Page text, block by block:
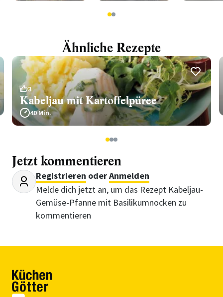
12
Ähnliche Rezepte
3
Kabeljau mit Kartoffelpüree
40 Min.
123
Jetzt kommentieren
Registrieren oderAnmelden
Melde dich jetzt an, um das Rezept Kabeljau-
Gemüse-Pfanne mit Basilikumnocken zu
kommentieren